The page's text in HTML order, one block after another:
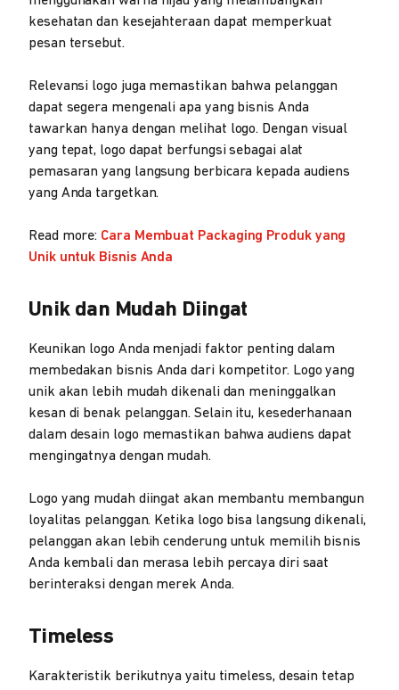
kesehatan dan kesejahteraan dapat memperkuat
pesan tersebut.
Relevansi logo juga memastikan bahwa pelanggan
dapat segera mengenali apa yang bisnis Anda
tawarkan hanya dengan melihat logo. Dengan visual
yang tepat, logo dapat berfungsi sebagai alat
pemasaran yang langsung berbicara kepada audiens
yang Anda targetkan.
Read more: Cara Membuat Packaging Produk yang
Unik untuk Bisnis Anda
Unik dan Mudah Diingat
Keunikan logo Anda menjadi faktor penting dalam
membedakan bisnis Anda dari kompetitor. Logo yang
unik akan lebih mudah dikenali dan meninggalkan
kesan di benak pelanggan. Selain itu, kesederhanaan
dalam desain logo memastikan bahwa audiens dapat
mengingatnya dengan mudah.
Logo yang mudah diingat akan membantu membangun
loyalitas pelanggan. Ketika logo bisa langsung dikenali,
pelanggan akan lebih cenderung untuk memilih bisnis
Anda kembali dan merasa lebih percaya diri saat
berinteraksi dengan merek Anda.
Timeless
Karakteristik berikutnya yaitu timeless, desain tetap